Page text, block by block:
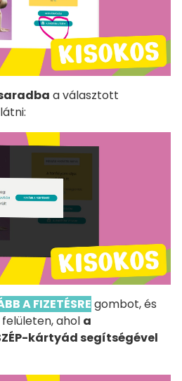
a választott
A FIZETÉSRE gombot, és
ahol a
kártyád segítségével